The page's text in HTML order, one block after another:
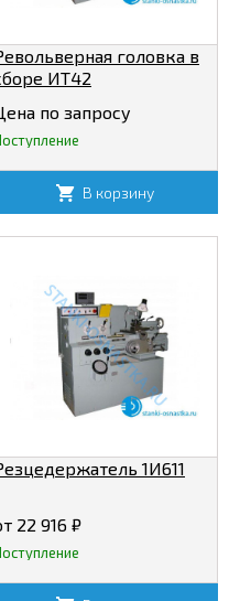
головка в
ИТ42
по запросу
В корзину
1И611
22 916 ₽